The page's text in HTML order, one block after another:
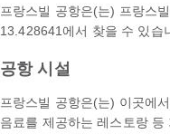
프랑스빌 공항은(는) 프랑스
13.428641에서 찾을 수 있습
공항 시설
프랑스빌 공항은(는) 이곳에
음료를 제공하는 레스토랑